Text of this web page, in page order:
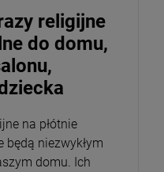
religijne
do domu,
na płótnie
będą niezwykłym
domu. Ich